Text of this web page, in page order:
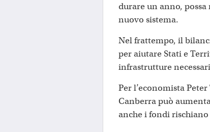
durare un anno,
nuovo sistema.
Nel frattempo, il
per aiutare Stati e
infrastrutture
Per l’economista
Canberra può
anche i fondi